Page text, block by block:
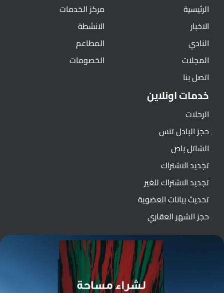
الرئيسية
الاخبار
النادي
المجلات
اتصل بنا
مركز الخدمات
الانشطة
المطاعم
الخصومات
خدمات اونلاين
الرحلات
حجز البادل تنس
الشاتل باص
تجديد الاشتراك
تجديد الاشتراك للغير
تحديث بيانات العضوية
حجز الشهر العقاري